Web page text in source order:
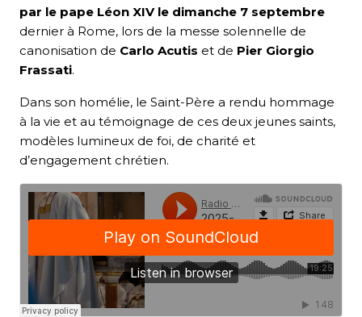
par le pape Léon XIV le dimanche 7 septembre
dernier à Rome, lors de la messe solennelle de
canonisation de Carlo Acutis et de Pier Giorgio
Frassati.
Dans son homélie, le Saint-Père a rendu hommage
à la vie et au témoignage de ces deux jeunes saints,
modèles lumineux de foi, de charité et
d’engagement chrétien.